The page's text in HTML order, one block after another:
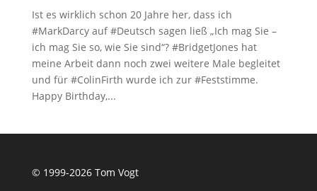
Ist es wirklich schon 20 Jahre her, dass ich
#MarkDarcy auf #Deutsch sagen ließ „Ich mag Sie –
ich mag Sie so, wie Sie sind“? #BridgetJones hat
meine Arbeit dann noch zwei weitere Male begleitet
und für #ColinFirth wurde ich zur #Feststimme.
Happy Birthday,...
© 1999-2026 Tom Vogt